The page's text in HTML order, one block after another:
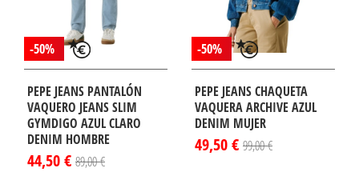
-50%
PEPE JEANS PANTALÓN
VAQUERO JEANS SLIM
GYMDIGO AZUL CLARO
DENIM HOMBRE
44,50 € 89,00 €
-50%
PEPE JEANS CHAQUETA
VAQUERA ARCHIVE AZUL
DENIM MUJER
49,50 € 99,00 €